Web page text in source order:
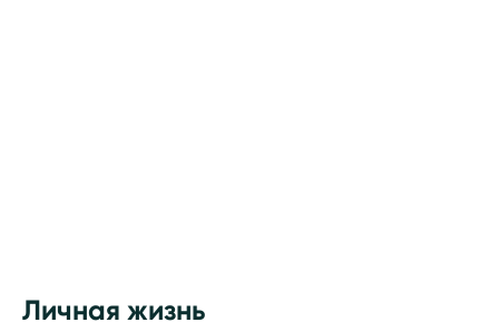
Личная жизнь